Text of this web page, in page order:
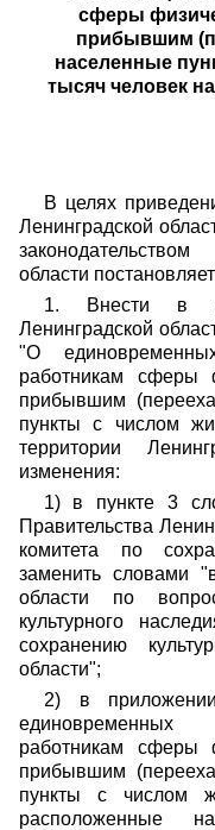
сферы
прибывшим
населенные
тысяч человек
В целях
Ленинградской
области
1. Внести в
Ленинградской
"О
работникам сферы
прибывшим
пункты с числом
территории
изменения:
1) в пункте 3
Правительства
комитета по
заменить словами
области по
культурного
сохранению
области";
2) в
работникам сферы
прибывшим
пункты с числом
расположенные